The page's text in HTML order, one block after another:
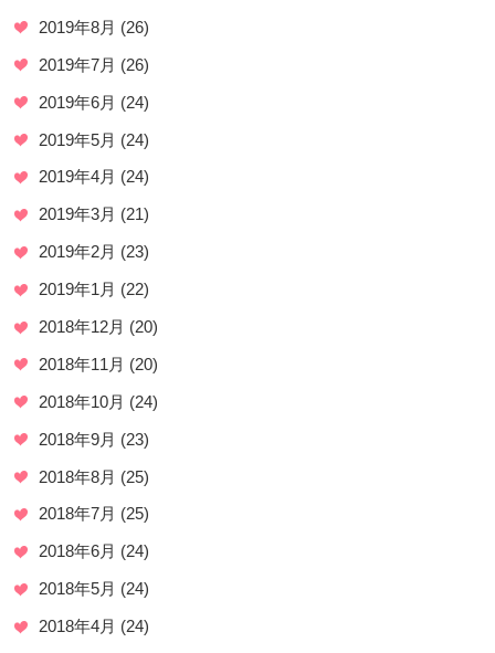
2019年8月 (26)
2019年7月 (26)
2019年6月 (24)
2019年5月 (24)
2019年4月 (24)
2019年3月 (21)
2019年2月 (23)
2019年1月 (22)
2018年12月 (20)
2018年11月 (20)
2018年10月 (24)
2018年9月 (23)
2018年8月 (25)
2018年7月 (25)
2018年6月 (24)
2018年5月 (24)
2018年4月 (24)